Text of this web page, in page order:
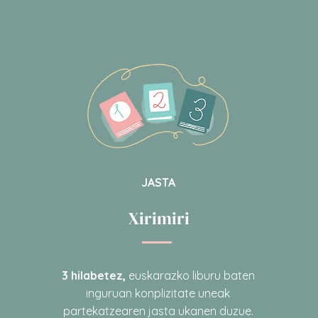
JASTA
Xirimiri
3 LIVRES PENDANT 3 MOIS
3 hilabetez, euskarazko liburu baten
inguruan konplizitate uneak
partekatzearen jasta ukanen duzue.